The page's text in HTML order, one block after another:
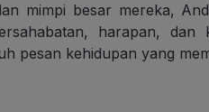
mimpi besar mereka,
harapan, dan
pesan kehidupan yang